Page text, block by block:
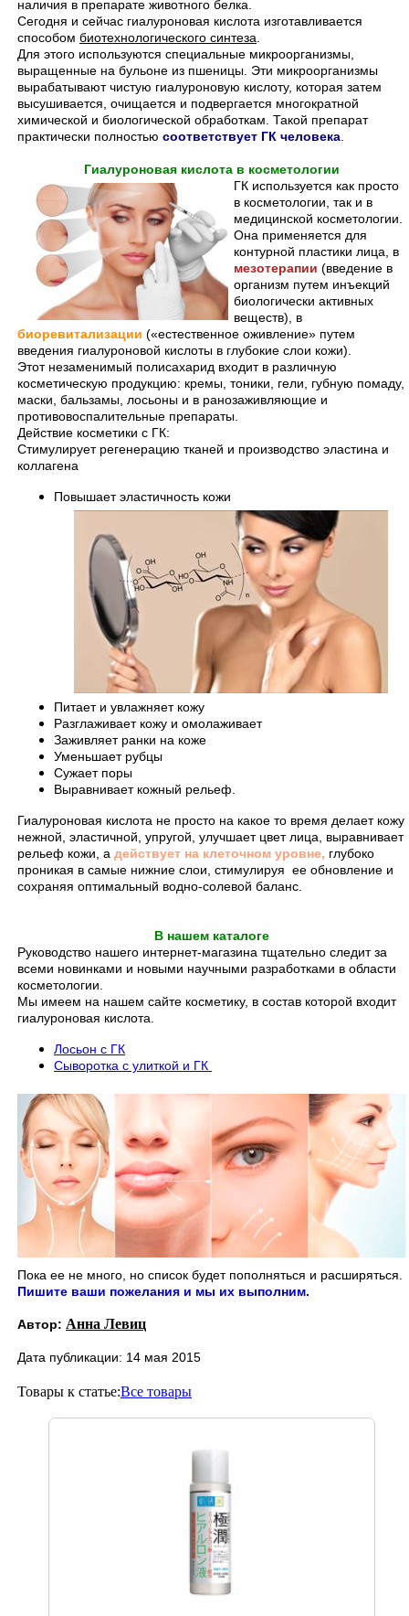
наличия в препарате животного белка.
Сегодня и сейчас гиалуроновая кислота изготавливается
способом биотехнологического синтеза
Для этого используются специальные микроорганизмы,
выращенные на бульоне из пшеницы. Эти микроорганизмы
вырабатывают чистую гиалуроновую кислоту, которая затем
высушивается, очищается и подвергается многократной
химической и биологической обработкам. Такой препарат
практически полностью соответствует ГК человека
Гиалуроновая кислота в косметологии
ГК используется как просто
в косметологии, так и в
медицинской косметологии.
Она применяется для
контурной пластики лица, в
мезотерапии (введение в
организм путем инъекций
биологически активных
веществ), в
биоревитализации («естественное оживление» путем
введения гиалуроновой кислоты в глубокие слои кожи).
Этот незаменимый полисахарид входит в различную
косметическую продукцию: кремы, тоники, гели, губную помаду,
маски, бальзамы, лосьоны и в ранозаживляющие и
противовоспалительные препараты.
Действие косметики с ГК:
Стимулирует регенерацию тканей и производство эластина и
коллагена
Повышает эластичность кожи
Питает и увлажняет кожу
Разглаживает кожу и омолаживает
Заживляет ранки на коже
Уменьшает рубцы
Сужает поры
Выравнивает кожный рельеф.
Гиалуроновая кислота не просто на какое то время делает кожу
нежной, эластичной, упругой, улучшает цвет лица, выравнивает
рельеф кожи, а действует на клеточном уровне, глубоко
проникая в самые нижние слои, стимулируя ее обновление и
сохраняя оптимальный водно-солевой баланс.
В нашем каталоге
Руководство нашего интернет-магазина тщательно следит за
всеми новинками и новыми научными разработками в области
косметологии.
Мы имеем на нашем сайте косметику, в состав которой входит
гиалуроновая кислота.
Лосьон с ГК
Сыворотка с улиткой и ГК
Пока ее не много, но список будет пополняться и расширяться.
Пишите ваши пожелания и мы их выполним.
Автор: Анна Левиц
Дата публикации: 14 мая 2015
Товары к статье:Все товары